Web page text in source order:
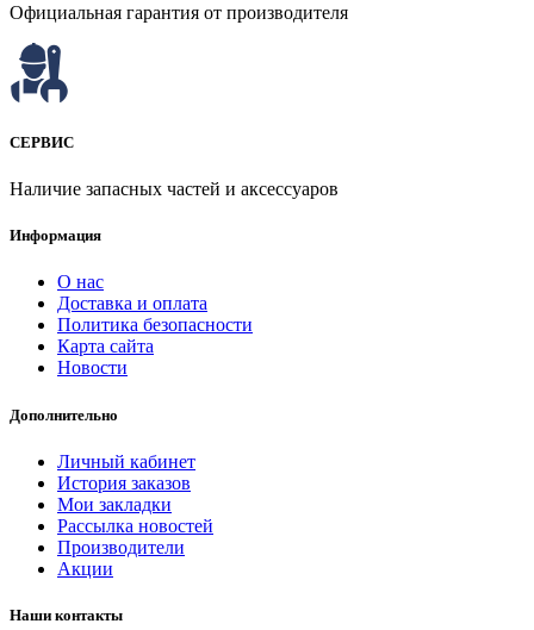
Официальная гарантия от производителя
СЕРВИС
Наличие запасных частей и аксессуаров
Информация
О нас
Доставка и оплата
Политика безопасности
Карта сайта
Новости
Дополнительно
Личный кабинет
История заказов
Мои закладки
Рассылка новостей
Производители
Акции
Наши контакты